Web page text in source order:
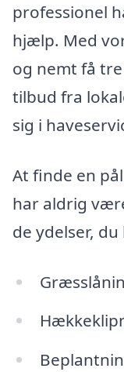
professionel
hjælp. Med
og nemt få
tilbud fra
sig i
At finde en
har aldrig
de ydelser,